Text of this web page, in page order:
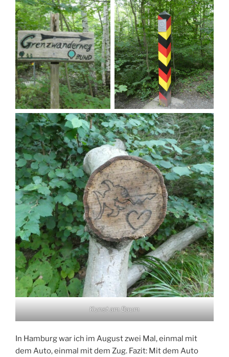
Kunst am Baum
In Hamburg war ich im August zwei Mal, einmal mit
dem Auto, einmal mit dem Zug. Fazit: Mit dem Auto